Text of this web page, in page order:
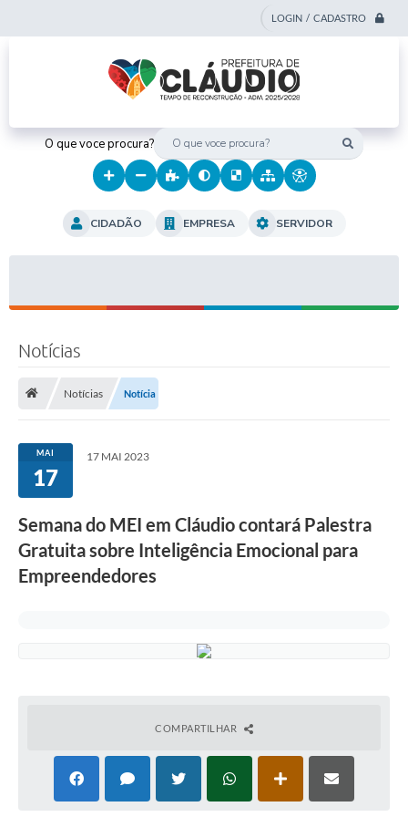
LOGIN / CADASTRO
O que voce procura?
CIDADÃO EMPRESA SERVIDOR
Notícias
Notícias Notícia
MAI
17
17 MAI 2023
Semana do MEI em Cláudio contará Palestra
Gratuita sobre Inteligência Emocional para
Empreendedores
COMPARTILHAR